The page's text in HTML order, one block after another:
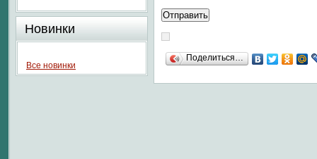
Поделиться…
Новинки
Все новинки